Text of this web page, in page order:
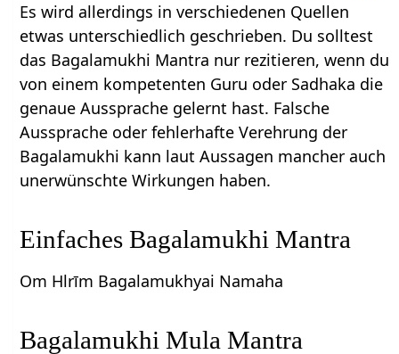
Es wird allerdings in verschiedenen Quellen
etwas unterschiedlich geschrieben. Du solltest
das Bagalamukhi Mantra nur rezitieren, wenn du
von einem kompetenten Guru oder Sadhaka die
genaue Aussprache gelernt hast. Falsche
Aussprache oder fehlerhafte Verehrung der
Bagalamukhi kann laut Aussagen mancher auch
unerwünschte Wirkungen haben.
Einfaches Bagalamukhi Mantra
Om Hlrīm Bagalamukhyai Namaha
Bagalamukhi Mula Mantra